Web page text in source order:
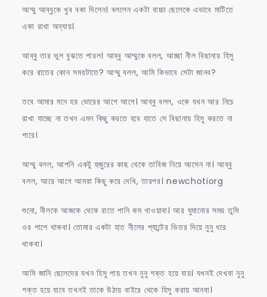
আম্মু আব্বুকে খুব বকা দিলেন। বললেন একটা বাচ্চা ছেলেকে এভাবে মাটিতে
একা রাখা অন্যায়।
আব্বু তার ভুল বুঝতে পারল। আব্বু আম্মুকে বলল, আচ্ছা নীল বিছানায় হিসু
করে রাতের কোন সময়টাতে? আম্মু বলল, আমি কিভাবে সেটা জানব?
তবে আমার মনে হয় ভোরের আগে আগে। আব্বু বলল, ওকে যখন আর নিচে
রাখা যাচ্ছে না তখন এমন কিছু করতে হবে যাতে সে বিছানায় হিসু করতে না
পারে।
আম্মু বলল, আপনি একটু হুজুরের কাছ থেকে তাবিজ নিয়ে আসেন না। আব্বু
বলল, আরে আগে আমরা কিছু করে দেখি, তারপর। newchotiorg
শুনো, নীলকে আজকে থেকে রাতে পানি কম খাওয়াবা। আর ঘুমানোর সময় তুমি
ওর পাশে থাকবা। তোমার একটা হাত নীলের প্যান্টের ভিতর দিয়ে নুনু ধরে
থাকবা।
আমি জানি ছেলেদের যখন হিসু পায় তখন নুনু শক্ত হয়ে যায়। যখনই দেখবা নুনু
শক্ত হয়ে যাবে তখনই তাকে উঠায় বাইরে থেকে হিসু করায় আনবা।